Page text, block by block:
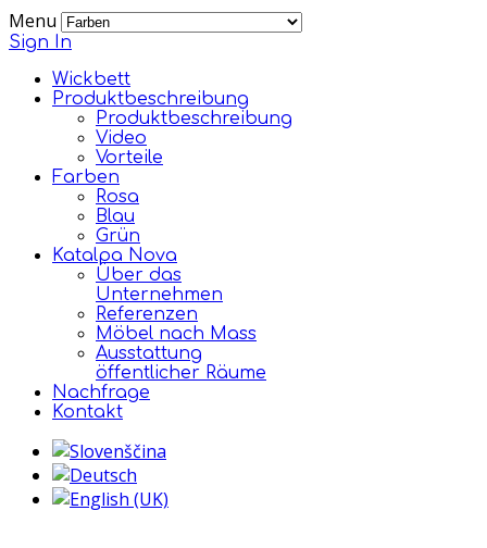
Menu
Sign In
Wickbett
Produktbeschreibung
Produktbeschreibung
Video
Vorteile
Farben
Rosa
Blau
Grün
Katalpa Nova
Über das
Unternehmen
Referenzen
Möbel nach Mass
Ausstattung
öffentlicher Räume
Nachfrage
Kontakt